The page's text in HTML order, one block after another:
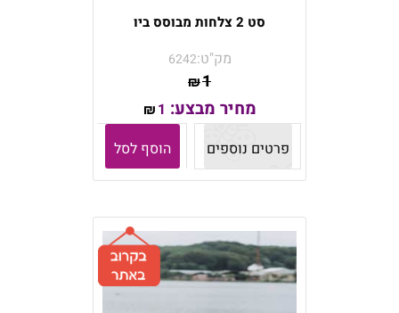
סט 2 צלחות מבוסס ביו
מק"ט:6242
₪1
מחיר מבצע: ₪1
פרטים נוספים
הוסף לסל